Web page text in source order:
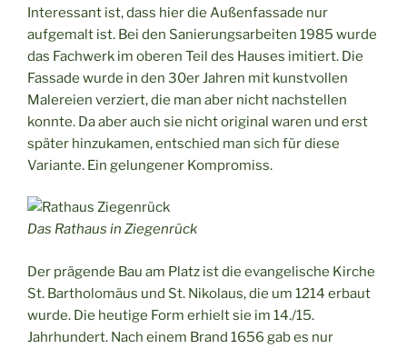
Interessant ist, dass hier die Außenfassade nur
aufgemalt ist. Bei den Sanierungsarbeiten 1985 wurde
das Fachwerk im oberen Teil des Hauses imitiert. Die
Fassade wurde in den 30er Jahren mit kunstvollen
Malereien verziert, die man aber nicht nachstellen
konnte. Da aber auch sie nicht original waren und erst
später hinzukamen, entschied man sich für diese
Variante. Ein gelungener Kompromiss.
Das Rathaus in Ziegenrück
Der prägende Bau am Platz ist die evangelische Kirche
St. Bartholomäus und St. Nikolaus, die um 1214 erbaut
wurde. Die heutige Form erhielt sie im 14./15.
Jahrhundert. Nach einem Brand 1656 gab es nur